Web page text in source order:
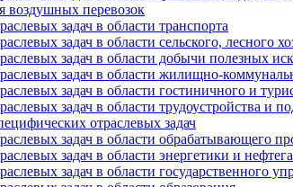
воздушных перевозок
задач в области транспорта
задач в области сельского, лесного
задач в области добычи полезных
задач в области жилищно-
задач в области гостиничного и
задач в области трудоустройства и
отраслевых задач
задач в области обрабатывающего
задач в области энергетики и
задач в области государственного